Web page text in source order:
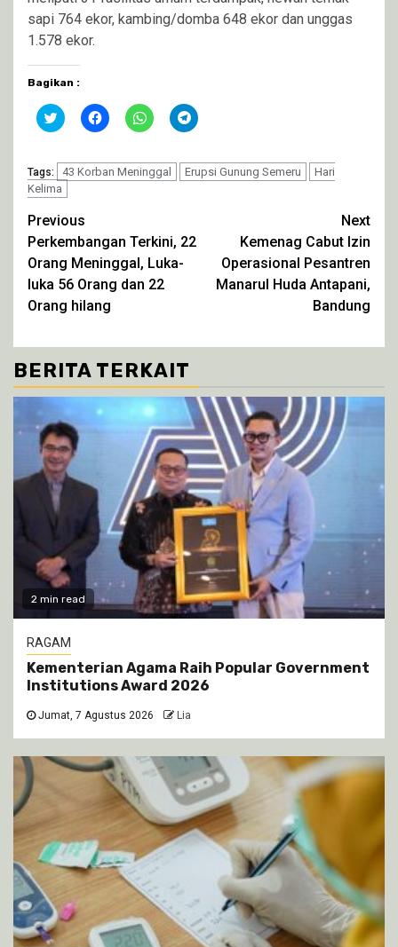
sapi 764 ekor, kambing/domba 648 ekor dan unggas
1.578 ekor.
Bagikan :
Klik
untuk
Twitter(Membuka
di
jendela
yang
Klik
untuk
Facebook(Membuka
di
jendela
Klik
untuk
WhatsApp(Membuka
di
jendela
Klik
untuk
Telegram(Membuka
di
jendela
Tags: 43 Korban Meninggal Erupsi Gunung Semeru
Hari
Kelima
Continue
Reading
Previous
Perkembangan Terkini, 22
Orang Meninggal, Luka-
luka 56 Orang dan 22
Orang hilang
Next
Kemenag Cabut Izin
Operasional Pesantren
Manarul Huda Antapani,
Bandung
BERITA TERKAIT
2 min read
RAGAM
Kementerian Agama Raih Popular Government
Institutions Award 2026
Jumat, 7 Agustus 2026 Lia